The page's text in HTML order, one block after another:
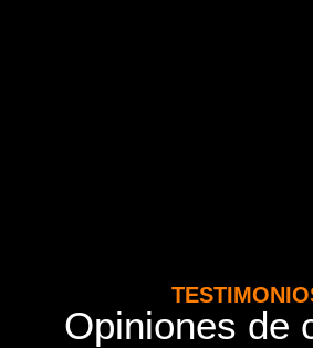
Opiniones de